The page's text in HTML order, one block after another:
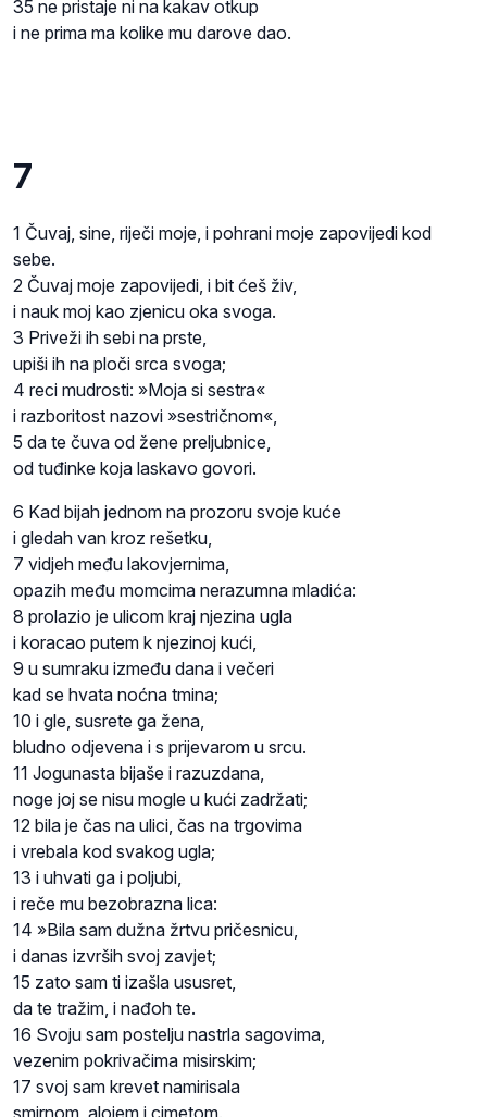
35 ne pristaje ni na kakav otkup
i ne prima ma kolike mu darove dao.
7
1 Čuvaj, sine, riječi moje, i pohrani moje zapovijedi kod
sebe.
2 Čuvaj moje zapovijedi, i bit ćeš živ,
i nauk moj kao zjenicu oka svoga.
3 Priveži ih sebi na prste,
upiši ih na ploči srca svoga;
4 reci mudrosti: »Moja si sestra«
i razboritost nazovi »sestričnom«,
5 da te čuva od žene preljubnice,
od tuđinke koja laskavo govori.
6 Kad bijah jednom na prozoru svoje kuće
i gledah van kroz rešetku,
7 vidjeh među lakovjernima,
opazih među momcima nerazumna mladića:
8 prolazio je ulicom kraj njezina ugla
i koracao putem k njezinoj kući,
9 u sumraku između dana i večeri
kad se hvata noćna tmina;
10 i gle, susrete ga žena,
bludno odjevena i s prijevarom u srcu.
11 Jogunasta bijaše i razuzdana,
noge joj se nisu mogle u kući zadržati;
12 bila je čas na ulici, čas na trgovima
i vrebala kod svakog ugla;
13 i uhvati ga i poljubi,
i reče mu bezobrazna lica:
14 »Bila sam dužna žrtvu pričesnicu,
i danas izvrših svoj zavjet;
15 zato sam ti izašla ususret,
da te tražim, i nađoh te.
16 Svoju sam postelju nastrla sagovima,
vezenim pokrivačima misirskim;
17 svoj sam krevet namirisala
smirnom, alojem i cimetom.